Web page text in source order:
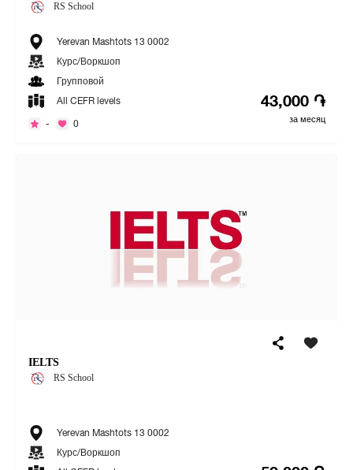
RS School
Yerevan Mashtots 13 0002
Курс/Воркшоп
Групповой
All CEFR levels
- 0
43,000 ֏
за месяц
IELTS
RS School
Yerevan Mashtots 13 0002
Курс/Воркшоп